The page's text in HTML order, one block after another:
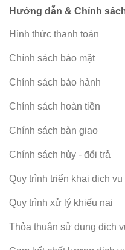
Hướng dẫn & Chính
Hình thức thanh toán
Chính sách bảo mật
Chính sách bảo hành
Chính sách hoàn tiền
Chính sách bàn giao
Chính sách hủy - đổi trả
Quy trình triển khai dịch vụ
Quy trình xử lý khiếu nại
Thỏa thuận sử dụng dịch